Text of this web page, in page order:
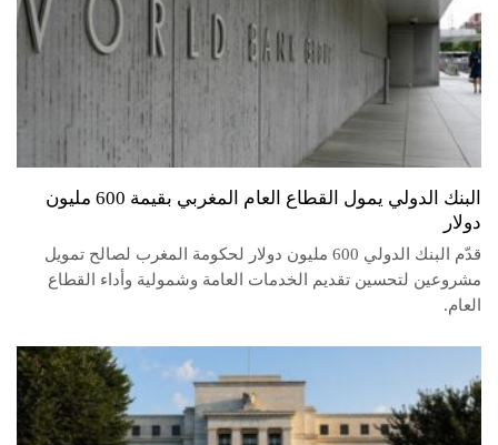
البنك الدولي يمول القطاع العام المغربي بقيمة 600 مليون
دولار
قدّم البنك الدولي 600 مليون دولار لحكومة المغرب لصالح تمويل
مشروعين لتحسين تقديم الخدمات العامة وشمولية وأداء القطاع
العام.